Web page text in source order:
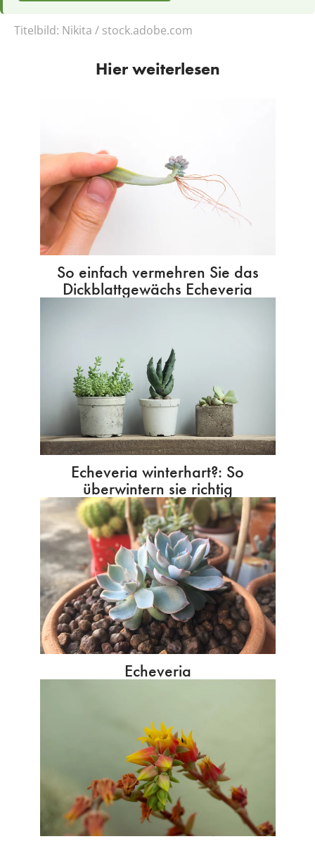
Titelbild: Nikita / stock.adobe.com
Hier weiterlesen
So einfach vermehren Sie das
Dickblattgewächs Echeveria
Echeveria winterhart?: So
überwintern sie richtig
Echeveria